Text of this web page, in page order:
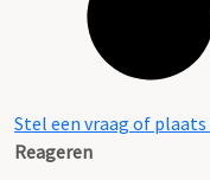
Stel een vraag of
Reageren